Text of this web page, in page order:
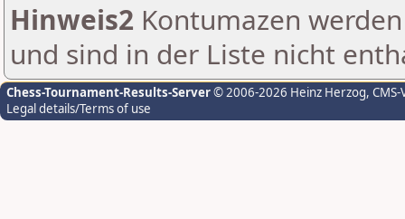
Hinweis2 Kontumazen
und sind in der Liste nicht
Chess-Tournament-Results-Server© 2006-2026 Heinz Herzog,
Legal details/Terms of use